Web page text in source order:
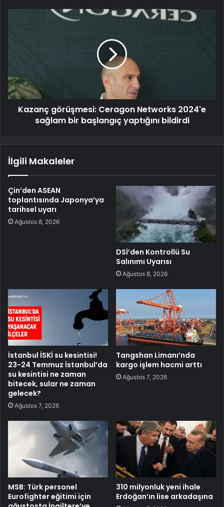
Kazanç görüşmesi: Ceragon Networks 2024'e
sağlam bir başlangıç yaptığını bildirdi
İlgili Makaleler
Çin’den ASEAN
toplantısında Japonya’ya
tarihsel uyarı
Ağustos 8, 2026
DSİ’den Kontrollü Su
Salınımı Uyarısı
Ağustos 8, 2026
İstanbul İSKİ su kesintisi!
23-24 Temmuz İstanbul’da
su kesintisi ne zaman
bitecek, sular ne zaman
gelecek?
Ağustos 7, 2026
Tangshan Limanı’nda
kargo işlem hacmi arttı
Ağustos 7, 2026
MSB: Türk personel
Eurofighter eğitimi için
310 milyonluk yeni ihale
Erdoğan’ın lise arkadaşına